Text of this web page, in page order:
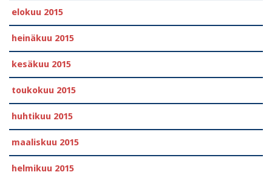
elokuu 2015
heinäkuu 2015
kesäkuu 2015
toukokuu 2015
huhtikuu 2015
maaliskuu 2015
helmikuu 2015